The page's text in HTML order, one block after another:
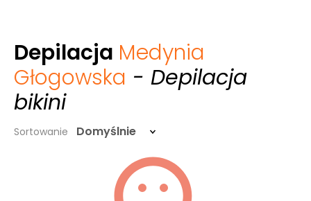
Depilacja Medynia
Głogowska - Depilacja
bikini
Sortowanie Domyślnie